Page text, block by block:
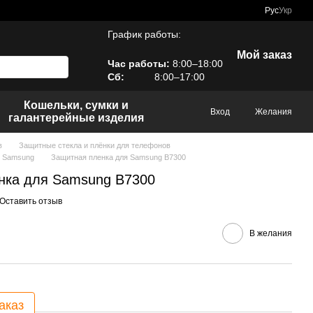
РусУкр
График работы:
Час работы: 8:00–18:00
Сб:
8:00–17:00
Мой заказ
Кошельки, сумки и
галантерейные изделия
Вход Желания
Защитные стекла и плёнки для телефонов
Samsung
Защитная пленка для Samsung B7300
для Samsung B7300
Оставить отзыв
В желания